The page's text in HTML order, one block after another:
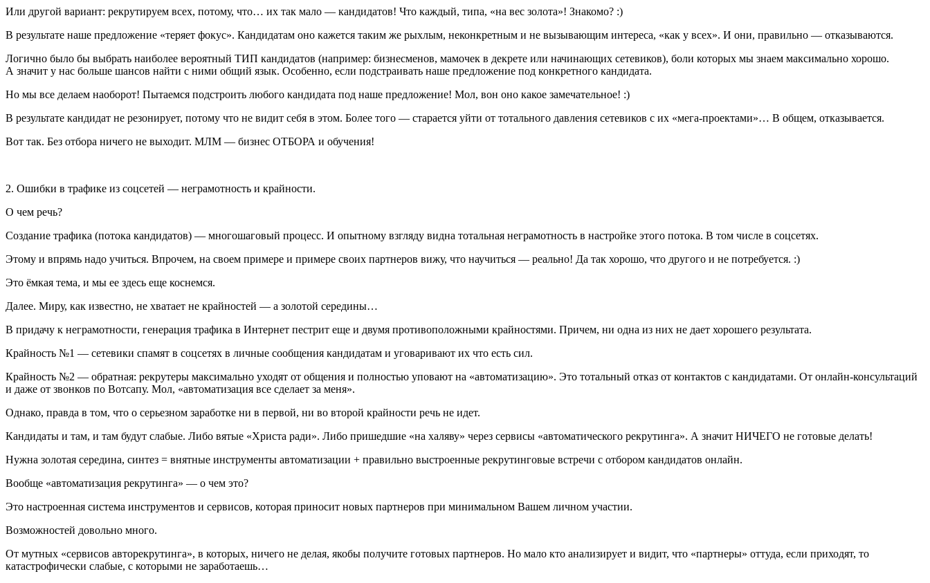
Или другой вариант: рекрутируем всех, потому, что… их так мало — кандидатов! Что каждый, типа, «на вес золота»! Знакомо? :)
В результате наше предложение «теряет фокус». Кандидатам оно кажется таким же рыхлым, неконкретным и не вызывающим интереса, «как у всех». И они, правильно — отказываются.
Логично было бы выбрать наиболее вероятный ТИП кандидатов (например: бизнесменов, мамочек в декрете или начинающих сетевиков), боли которых мы знаем максимально хорошо.
А значит у нас больше шансов найти с ними общий язык. Особенно, если подстраивать наше предложение под конкретного кандидата.
Но мы все делаем наоборот! Пытаемся подстроить любого кандидата под наше предложение! Мол, вон оно какое замечательное! :)
В результате кандидат не резонирует, потому что не видит себя в этом. Более того — старается уйти от тотального давления сетевиков с их «мега-проектами»… В общем, отказывается.
Вот так. Без отбора ничего не выходит. МЛМ — бизнес ОТБОРА и обучения!
2. Ошибки в трафике из соцсетей — неграмотность и крайности.
О чем речь?
Создание трафика (потока кандидатов) — многошаговый процесс. И опытному взгляду видна тотальная неграмотность в настройке этого потока. В том числе в соцсетях.
Этому и впрямь надо учиться. Впрочем, на своем примере и примере своих партнеров вижу, что научиться — реально! Да так хорошо, что другого и не потребуется. :)
Это ёмкая тема, и мы ее здесь еще коснемся.
Далее. Миру, как известно, не хватает не крайностей — а золотой середины…
В придачу к неграмотности, генерация трафика в Интернет пестрит еще и двумя противоположными крайностями. Причем, ни одна из них не дает хорошего результата.
Крайность №1 — сетевики спамят в соцсетях в личные сообщения кандидатам и уговаривают их что есть сил.
Крайность №2 — обратная: рекрутеры максимально уходят от общения и полностью уповают на «автоматизацию». Это тотальный отказ от контактов с кандидатами. От онлайн-консультаций
и даже от звонков по Вотсапу. Мол, «автоматизация все сделает за меня».
Однако, правда в том, что о серьезном заработке ни в первой, ни во второй крайности речь не идет.
Кандидаты и там, и там будут слабые. Либо вятые «Христа ради». Либо пришедшие «на халяву» через сервисы «автоматического рекрутинга». А значит НИЧЕГО не готовые делать!
Нужна золотая середина, синтез = внятные инструменты автоматизации + правильно выстроенные рекрутинговые встречи с отбором кандидатов онлайн.
Вообще «автоматизация рекрутинга» — о чем это?
Это настроенная система инструментов и сервисов, которая приносит новых партнеров при минимальном Вашем личном участии.
Возможностей довольно много.
От мутных «сервисов авторекрутинга», в которых, ничего не делая, якобы получите готовых партнеров. Но мало кто анализирует и видит, что «партнеры» оттуда, если приходят, то
катастрофически слабые, с которыми не заработаешь…